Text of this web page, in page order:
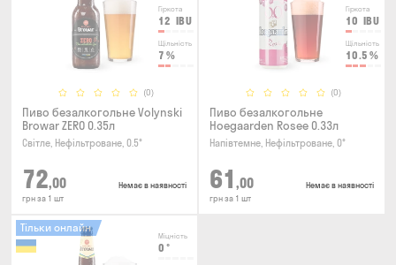
Гіркота
12 IBU
Щільність
7 %
(0)
Пиво безалкогольне Volynski
Browar ZERO 0.35л
Світле, Нефільтроване, 0.5°
72,00
грн за 1 шт
Немає в наявності
Гіркота
10 IBU
Щільність
10.5 %
(0)
Пиво безалкогольне
Hoegaarden Rosee 0.33л
Напівтемне, Нефільтроване, 0°
61 ,00
грн за 1 шт
Немає в наявності
Міцність
0 °
Тільки онлайн